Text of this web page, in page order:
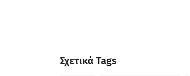
Σχετικά Tags